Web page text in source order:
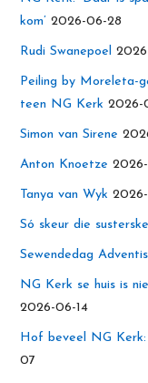
kom’ 2026-06-28
Rudi Swanepoel
Peiling by Moreleta-
teen NG Kerk 2026-
Simon van Sirene
Anton Knoetze
Tanya van Wyk
Só skeur die
Sewendedag
NG Kerk se huis is
2026-06-14
Hof beveel NG Kerk:
07